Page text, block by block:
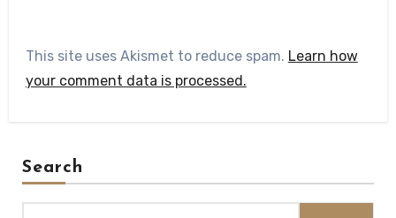
This site uses Akismet to reduce spam. Learn how
your comment data is processed.
Search